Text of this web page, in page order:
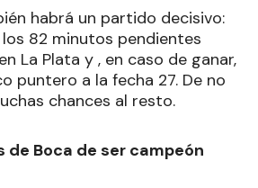
habrá un partido decisivo:
82 minutos pendientes
La Plata y , en caso de ganar,
puntero a la fecha 27. De no
chances al resto.
de Boca de ser campeón